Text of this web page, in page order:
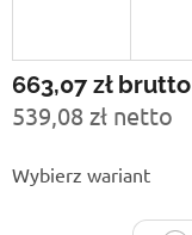
663,07 złbrutto
539,08 zł netto
jednostkowa:
Wybierz wariant